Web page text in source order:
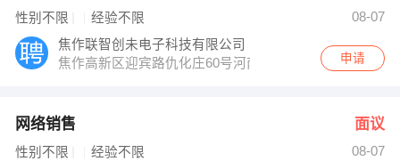
性别不限 经验不限
08-07
焦作联智创未电子科技有限公司
焦作高新区迎宾路仇化庄60号河南省第二慈善医院站牌
申请
网络销售 面议
性别不限 经验不限
08-07